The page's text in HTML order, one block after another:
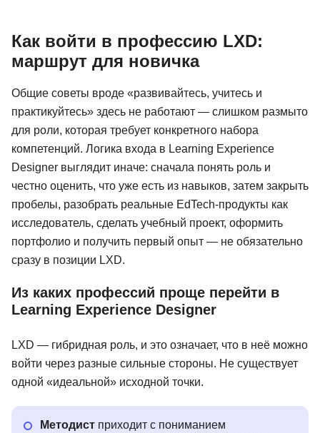
Как войти в профессию LXD:
маршрут для новичка
Общие советы вроде «развивайтесь, учитесь и
практикуйтесь» здесь не работают — слишком размыто
для роли, которая требует конкретного набора
компетенций. Логика входа в Learning Experience
Designer выглядит иначе: сначала понять роль и
честно оценить, что уже есть из навыков, затем закрыть
пробелы, разобрать реальные EdTech-продукты как
исследователь, сделать учебный проект, оформить
портфолио и получить первый опыт — не обязательно
сразу в позиции LXD.
Из каких профессий проще перейти в
Learning Experience Designer
LXD — гибридная роль, и это означает, что в неё можно
войти через разные сильные стороны. Не существует
одной «идеальной» исходной точки.
Методист приходит с пониманием